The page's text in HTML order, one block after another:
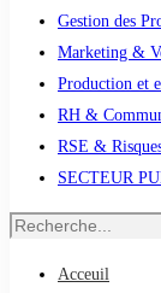
Gestion des
Marketing &
Production et
RH &
RSE &
SECTEUR
Acceuil